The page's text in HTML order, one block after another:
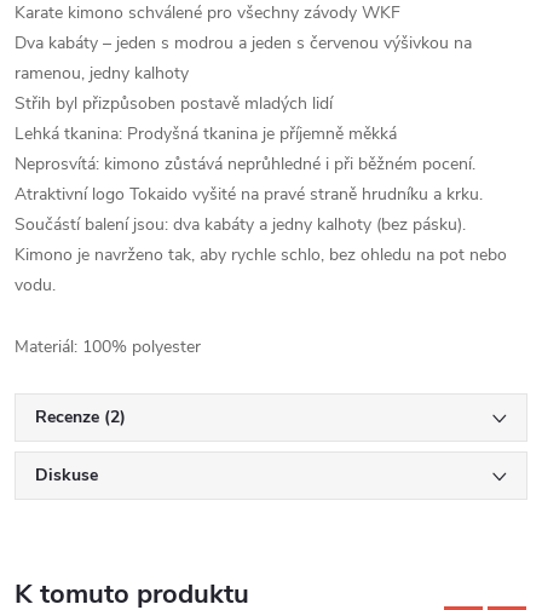
Karate kimono schválené pro všechny závody WKF
Dva kabáty – jeden s modrou a jeden s červenou výšivkou na
ramenou, jedny kalhoty
Střih byl přizpůsoben postavě mladých lidí
Lehká tkanina: Prodyšná tkanina je příjemně měkká
Neprosvítá: kimono zůstává neprůhledné i při běžném pocení.
Atraktivní logo Tokaido vyšité na pravé straně hrudníku a krku.
Součástí balení jsou: dva kabáty a jedny kalhoty (bez pásku).
Kimono je navrženo tak, aby rychle schlo, bez ohledu na pot nebo
vodu.
Materiál: 100% polyester
Recenze (2)
Diskuse
K tomuto produktu